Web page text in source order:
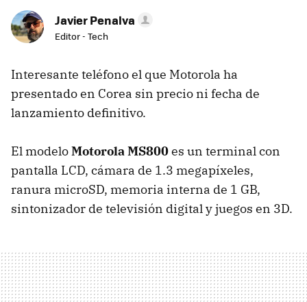
Javier Penalva
Editor - Tech
Interesante teléfono el que Motorola ha
presentado en Corea sin precio ni fecha de
lanzamiento definitivo.
El modeloMotorola MS800es un terminal con
pantalla LCD, cámara de 1.3 megapíxeles,
ranura microSD, memoria interna de 1 GB,
sintonizador de televisión digital y juegos en 3D.